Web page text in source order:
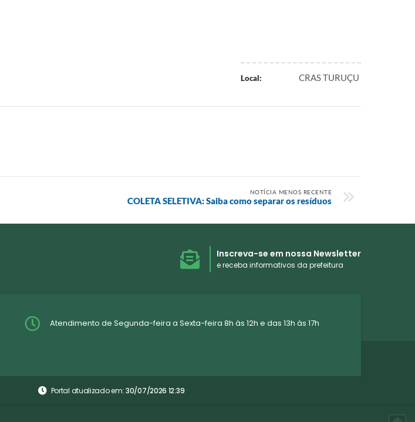
Local: CRAS TURUÇU
NOTÍCIA MENOS RECENTE
COLETA SELETIVA: Saiba como separar os resíduos
Inscreva-se em nossa Newsletter
e receba informativos da prefeitura
Atendimento de Segunda-feira a Sexta-feira 8h às 12h e das 13h às 17h
Portal atualizado em:30/07/2026 12:39